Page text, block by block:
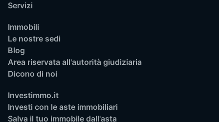
Servizi
Immobili
Le nostre sedi
Blog
Area riservata all'autorità giudiziaria
Dicono di noi
Investimmo.it
Investi con le aste immobiliari
Salva il tuo immobile dall'asta